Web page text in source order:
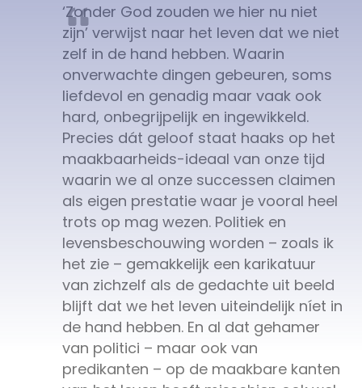
‘Zonder God zouden we hier nu niet
zijn’ verwijst naar het leven dat we niet
zelf in de hand hebben. Waarin
onverwachte dingen gebeuren, soms
liefdevol en genadig maar vaak ook
hard, onbegrijpelijk en ingewikkeld.
Precies dát geloof staat haaks op het
maakbaarheids-ideaal van onze tijd
waarin we al onze successen claimen
als eigen prestatie waar je vooral heel
trots op mag wezen. Politiek en
levensbeschouwing worden – zoals ik
het zie – gemakkelijk een karikatuur
van zichzelf als de gedachte uit beeld
blijft dat we het leven uiteindelijk níet in
de hand hebben. En al dat gehamer
van politici – maar ook van
predikanten – op de maakbare kanten